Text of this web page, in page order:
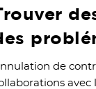
de
avec